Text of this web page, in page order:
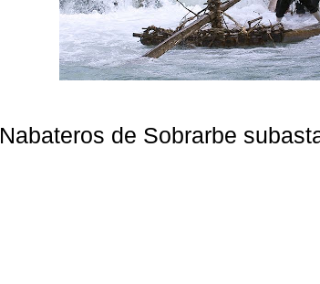
Nabateros de Sobrarbe